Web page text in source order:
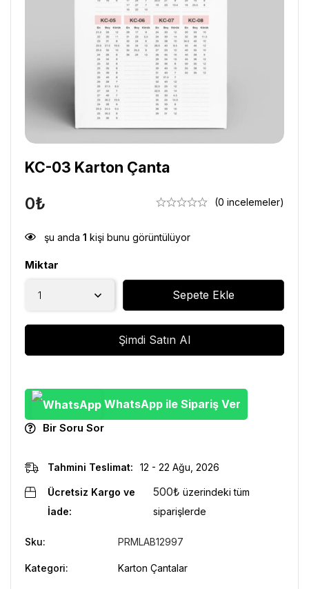
KC-03 Karton Çanta
0₺ (0 incelemeler)
şu anda 1 kişi bunu görüntülüyor
Miktar
Sepete Ekle
Şimdi Satın Al
WhatsApp ile Sipariş Ver
Bir Soru Sor
Tahmini Teslimat: 12 - 22 Ağu, 2026
Ücretsiz Kargo ve
İade:
500₺ üzerindeki tüm
siparişlerde
Sku: PRMLAB12997
Kategori: Karton Çantalar